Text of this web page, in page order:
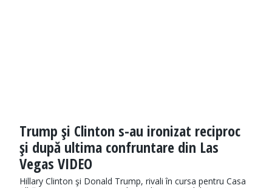
Trump şi Clinton s-au ironizat reciproc
şi după ultima confruntare din Las
Vegas VIDEO
Hillary Clinton şi Donald Trump, rivali în cursa pentru Casa